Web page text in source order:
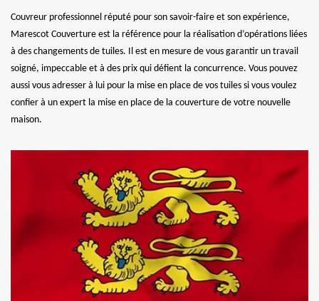
Couvreur professionnel réputé pour son savoir-faire et son expérience,
Marescot Couverture est la référence pour la réalisation d’opérations liées
à des changements de tuiles. Il est en mesure de vous garantir un travail
soigné, impeccable et à des prix qui défient la concurrence. Vous pouvez
aussi vous adresser à lui pour la mise en place de vos tuiles si vous voulez
confier à un expert la mise en place de la couverture de votre nouvelle
maison.